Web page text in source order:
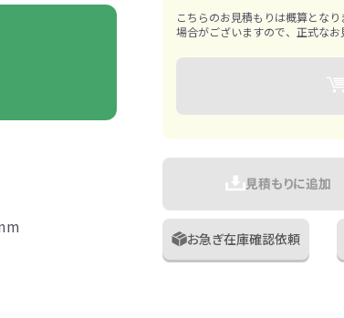
こちらのお見積もりは概算とな
場合がございますので、正式なお
見積もりに追加
お急ぎ在庫確認依頼